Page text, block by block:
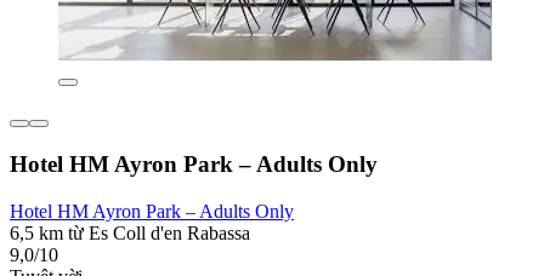
Hotel HM Ayron Park – Adults Only
Hotel HM Ayron Park – Adults Only
6,5 km từ Es Coll d'en Rabassa
9,0/10